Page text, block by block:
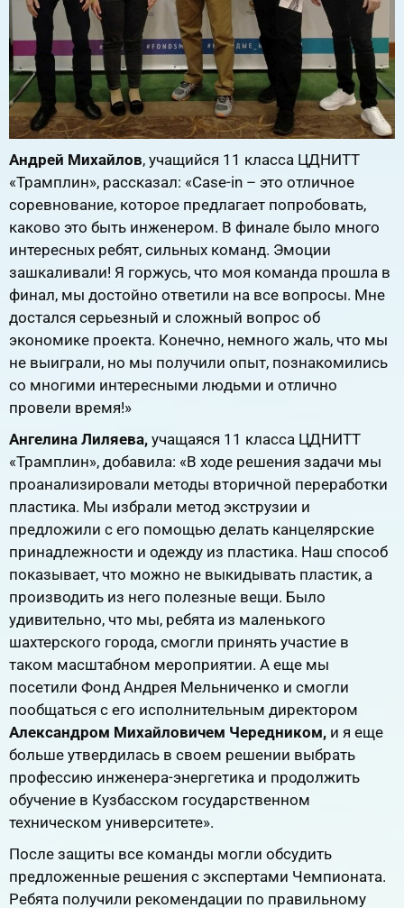
Андрей Михайлов, учащийся 11 класса ЦДНИТТ
«Трамплин», рассказал: «Case-in – это отличное
соревнование, которое предлагает попробовать,
каково это быть инженером. В финале было много
интересных ребят, сильных команд. Эмоции
зашкаливали! Я горжусь, что моя команда прошла в
финал, мы достойно ответили на все вопросы. Мне
достался серьезный и сложный вопрос об
экономике проекта. Конечно, немного жаль, что мы
не выиграли, но мы получили опыт, познакомились
со многими интересными людьми и отлично
провели время!»
Ангелина Лиляева, учащаяся 11 класса ЦДНИТТ
«Трамплин», добавила: «В ходе решения задачи мы
проанализировали методы вторичной переработки
пластика. Мы избрали метод экструзии и
предложили с его помощью делать канцелярские
принадлежности и одежду из пластика. Наш способ
показывает, что можно не выкидывать пластик, а
производить из него полезные вещи. Было
удивительно, что мы, ребята из маленького
шахтерского города, смогли принять участие в
таком масштабном мероприятии. А еще мы
посетили Фонд Андрея Мельниченко и смогли
пообщаться с его исполнительным директором
Александром Михайловичем Чередником, и я еще
больше утвердилась в своем решении выбрать
профессию инженера-энергетика и продолжить
обучение в Кузбасском государственном
техническом университете».
После защиты все команды могли обсудить
предложенные решения с экспертами Чемпионата.
Ребята получили рекомендации по правильному